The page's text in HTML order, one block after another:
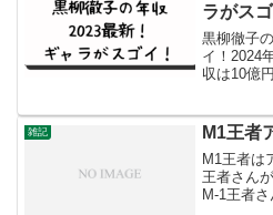
ラがスゴ
黒柳徹子
イ！2024
収は10億
組出演か
おり...
雑記 M1王者
M1王者は
王者さん
M-1王者